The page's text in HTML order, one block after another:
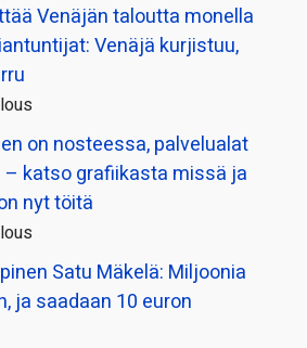
Venäjän taloutta monella
Venäjä kurjistuu,
on nosteessa, palvelualat
– katso grafiikasta missä ja
nyt töitä
Satu Mäkelä: Miljoonia
ja saadaan 10 euron